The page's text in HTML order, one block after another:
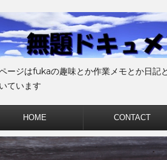
ージはfukaの趣味とか作業メモとか日記
ています
HOME CONTACT